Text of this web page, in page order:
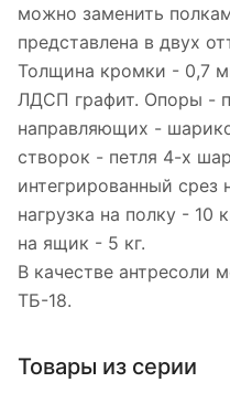
можно заменить
представлена в двух
Толщина кромки - 0,7
ЛДСП графит. Опоры -
направляющих -
створок - петля 4-х
интегрированный срез
нагрузка на полку - 10
на ящик - 5 кг.
В качестве антресоли
ТБ-18.
Товары из серии